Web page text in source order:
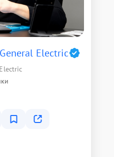
Electric